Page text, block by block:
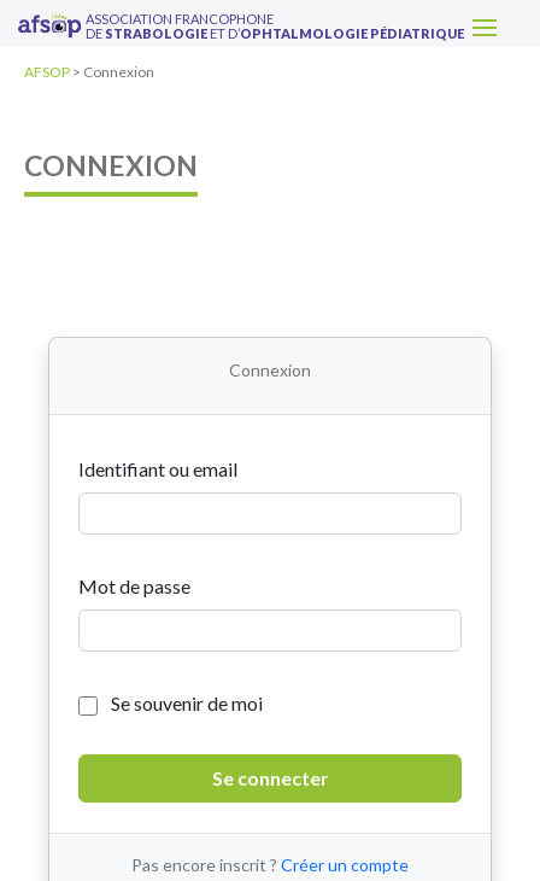
ASSOCIATION FRANCOPHONE
DE STRABOLOGIE ET D’OPHTALMOLOGIE PÉDIATRIQUE
AFSOP > Connexion
CONNEXION
Connexion
Identifiant ou email
Mot de passe
Se souvenir de moi
Pas encore inscrit ? Créer un compte